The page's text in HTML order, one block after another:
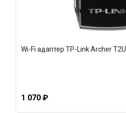
Wi-Fi адаптер TP-Link Archer T2U
1 070 ₽